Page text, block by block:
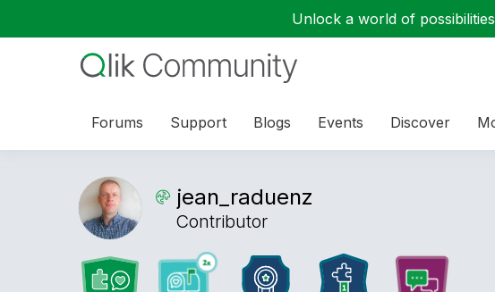
Unlock a world of
Forums Support Blogs Events Discover
jean_raduenz
Contributor